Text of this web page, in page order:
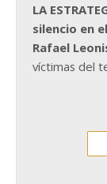
LA
silencio en
Rafael
víctimas del